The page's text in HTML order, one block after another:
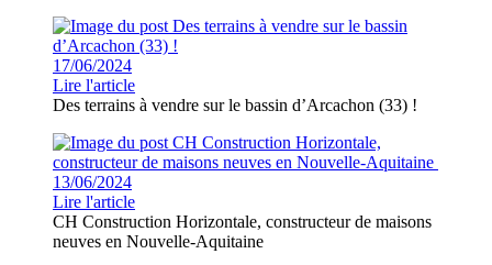
17/06/2024
Lire l'article
Des terrains à vendre sur le bassin d’Arcachon (33) !
13/06/2024
Lire l'article
CH Construction Horizontale, constructeur de maisons
neuves en Nouvelle-Aquitaine